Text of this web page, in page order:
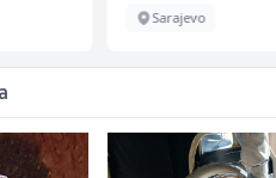
Sarajevo